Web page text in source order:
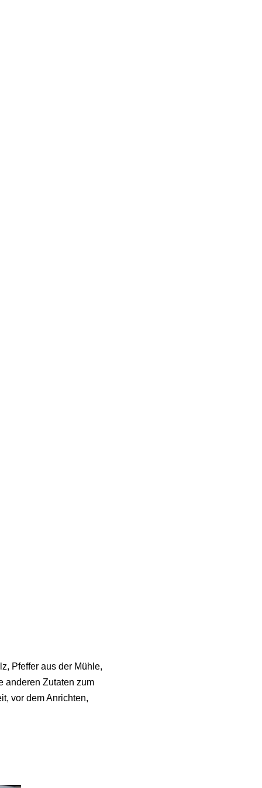
Pfeffer aus der Mühle,
anderen Zutaten zum
vor dem Anrichten,